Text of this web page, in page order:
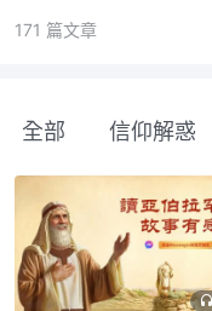
171 篇文章
全部 信仰解惑